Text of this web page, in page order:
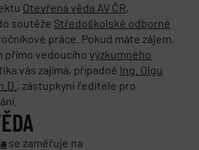
Otevřená věda AV ČR,
soutěže Středoškolské odborné
práce. Pokud máte zájem,
vedoucího výzkumného
vás zajímá, případně Ing. Olgu
, zástupkyni ředitele pro
se zaměřuje na